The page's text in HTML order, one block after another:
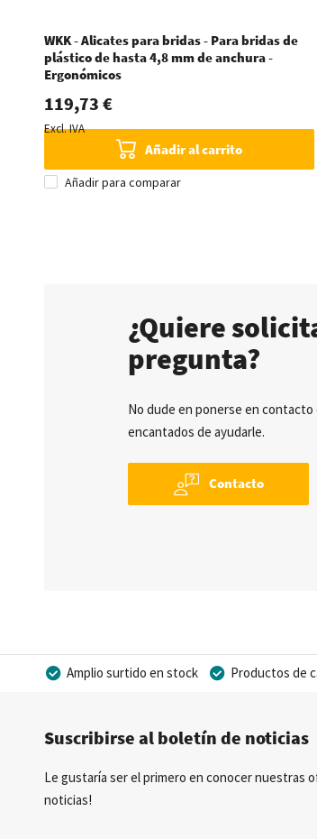
WKK - Alicates para bridas - Para bridas de
plástico de hasta 4,8 mm de anchura -
Ergonómicos
119,73 €
Excl. IVA
Añadir al carrito
Añadir para comparar
¿Quiere
pregunta?
No dude en ponerse en
encantados de ayudarle.
Contacto
Amplio surtido en stock Productos de
Suscribirse al boletín de noticias
Le gustaría ser el primero en conocer nuestras
noticias!